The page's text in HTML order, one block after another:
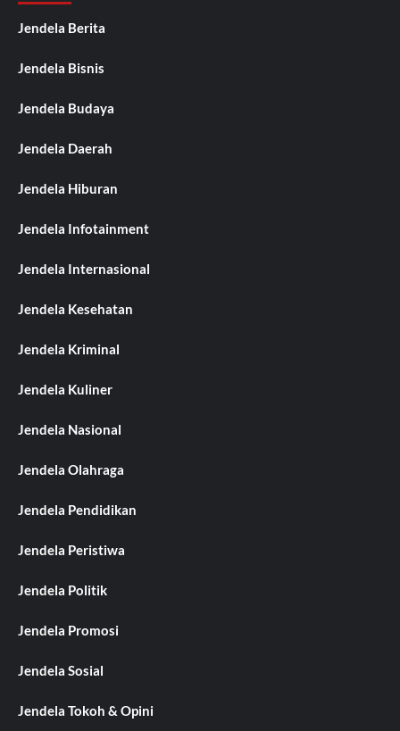
Jendela Berita
Jendela Bisnis
Jendela Budaya
Jendela Daerah
Jendela Hiburan
Jendela Infotainment
Jendela Internasional
Jendela Kesehatan
Jendela Kriminal
Jendela Kuliner
Jendela Nasional
Jendela Olahraga
Jendela Pendidikan
Jendela Peristiwa
Jendela Politik
Jendela Promosi
Jendela Sosial
Jendela Tokoh & Opini